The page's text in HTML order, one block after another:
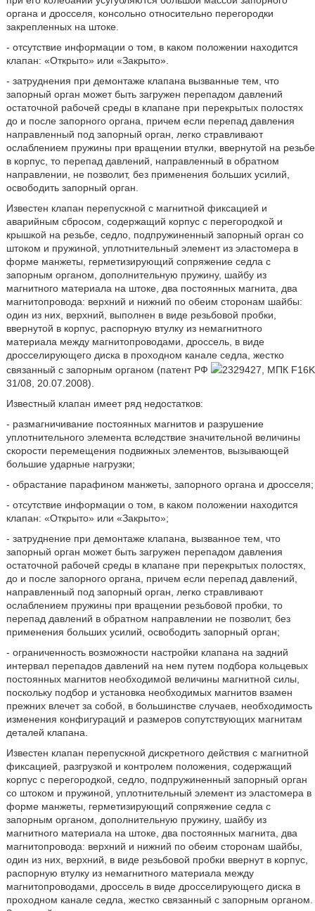
органа и дросселя, консольно относительно перегородки
закрепленных на штоке.
- отсутствие информации о том, в каком положении находится
клапан: «Открыто» или «Закрыто».
- затруднения при демонтаже клапана вызванные тем, что
запорный орган может быть загружен перепадом давлений
остаточной рабочей среды в клапане при перекрытых полостях
до и после запорного органа, причем если перепад давления
направленный под запорный орган, легко стравливают
ослаблением пружины при вращении втулки, ввернутой на резьбе
в корпус, то перепад давлений, направленный в обратном
направлении, не позволит, без применения больших усилий,
освободить запорный орган.
Известен клапан перепускной с магнитной фиксацией и
аварийным сбросом, содержащий корпус с перегородкой и
крышкой на резьбе, седло, подпружиненный запорный орган со
штоком и пружиной, уплотнительный элемент из эластомера в
форме манжеты, герметизирующий сопряжение седла с
запорным органом, дополнительную пружину, шайбу из
магнитного материала на штоке, два постоянных магнита, два
магнитопровода: верхний и нижний по обеим сторонам шайбы:
один из них, верхний, выполнен в виде резьбовой пробки,
ввернутой в корпус, распорную втулку из немагнитного
материала между магнитопроводами, дроссель, в виде
дросселирующего диска в проходном канале седла, жестко
связанный с запорным органом (патент РФ
2329427, МПК F16K
31/08, 20.07.2008).
Известный клапан имеет ряд недостатков:
- размагничивание постоянных магнитов и разрушение
уплотнительного элемента вследствие значительной величины
скорости перемещения подвижных элементов, вызывающей
большие ударные нагрузки;
- обрастание парафином манжеты, запорного органа и дросселя;
- отсутствие информации о том, в каком положении находится
клапан: «Открыто» или «Закрыто»;
- затруднение при демонтаже клапана, вызванное тем, что
запорный орган может быть загружен перепадом давления
остаточной рабочей среды в клапане при перекрытых полостях,
до и после запорного органа, причем если перепад давлений,
направленный под запорный орган, легко стравливают
ослаблением пружины при вращении резьбовой пробки, то
перепад давлений в обратном направлении не позволит, без
применения больших усилий, освободить запорный орган;
- ограниченность возможности настройки клапана на задний
интервал перепадов давлений на нем путем подбора кольцевых
постоянных магнитов необходимой величины магнитной силы,
поскольку подбор и установка необходимых магнитов взамен
прежних влечет за собой, в большинстве случаев, необходимость
изменения конфигураций и размеров сопутствующих магнитам
деталей клапана.
Известен клапан перепускной дискретного действия с магнитной
фиксацией, разгрузкой и контролем положения, содержащий
корпус с перегородкой, седло, подпружиненный запорный орган
со штоком и пружиной, уплотнительный элемент из эластомера в
форме манжеты, герметизирующий сопряжение седла с
запорным органом, дополнительную пружину, шайбу из
магнитного материала на штоке, два постоянных магнита, два
магнитопровода: верхний и нижний по обеим сторонам шайбы,
один из них, верхний, в виде резьбовой пробки ввернут в корпус,
распорную втулку из немагнитного материала между
магнитопроводами, дроссель в виде дросселирующего диска в
проходном канале седла, жестко связанный с запорным органом.